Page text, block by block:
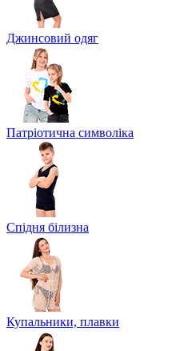
Джинсовий одяг
Патріотична символіка
Спідня білизна
Купальники, плавки